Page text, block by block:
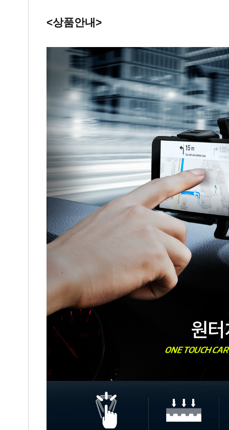
<상품안내>